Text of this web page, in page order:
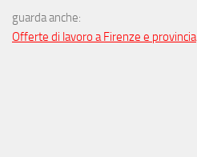
guarda anche:
Offerte di lavoro a Firenze e provincia